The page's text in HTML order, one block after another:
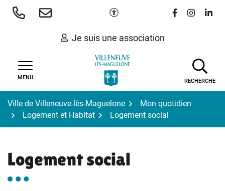
Aller
Paramètres d'accessibilité
Lien vers le
Lien vers
Lien
Je suis une association
MENU
RECHERCHE
Ville de Villeneuve-lès-Maguelone
Mon quotidien
Logement et Habitat
Logement social
Logement social